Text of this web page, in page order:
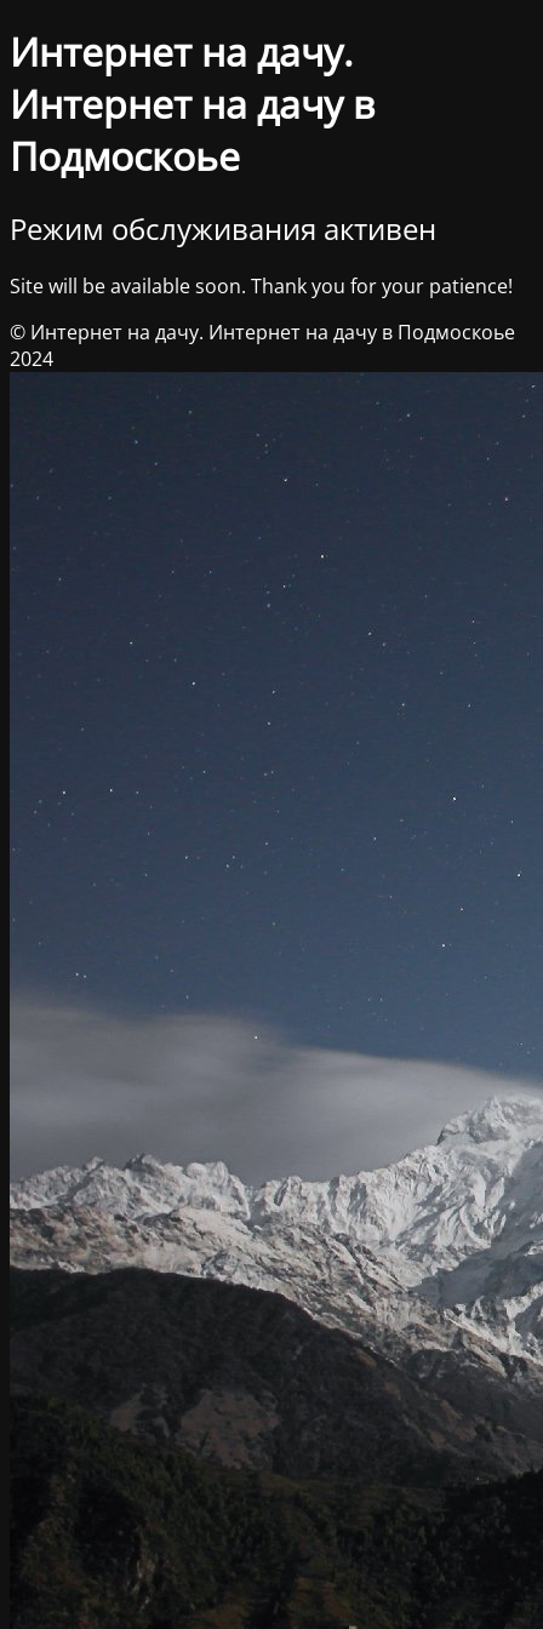
Интернет на дачу.
Интернет на дачу в
Подмоскоье
Режим обслуживания активен
Site will be available soon. Thank you for your patience!
© Интернет на дачу. Интернет на дачу в Подмоскоье
2024